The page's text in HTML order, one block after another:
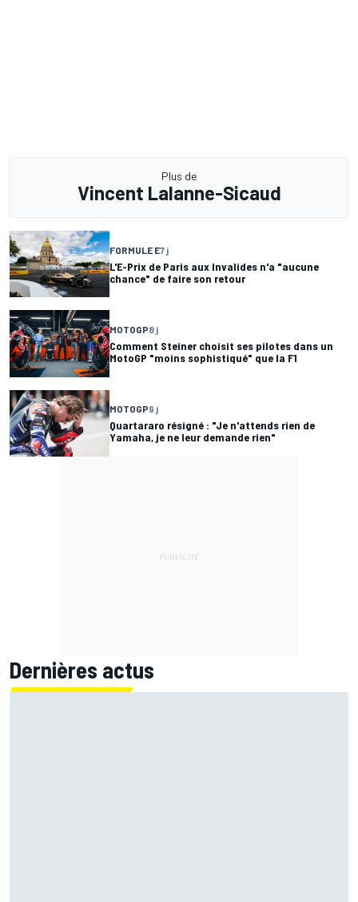
Plus de
Vincent Lalanne-Sicaud
FORMULE E7 j
L'E-Prix de Paris aux Invalides n'a "aucune
chance" de faire son retour
MOTOGP8 j
Comment Steiner choisit ses pilotes dans un
MotoGP "moins sophistiqué" que la F1
MOTOGP9 j
Quartararo résigné : "Je n'attends rien de
Yamaha, je ne leur demande rien"
Dernières actus